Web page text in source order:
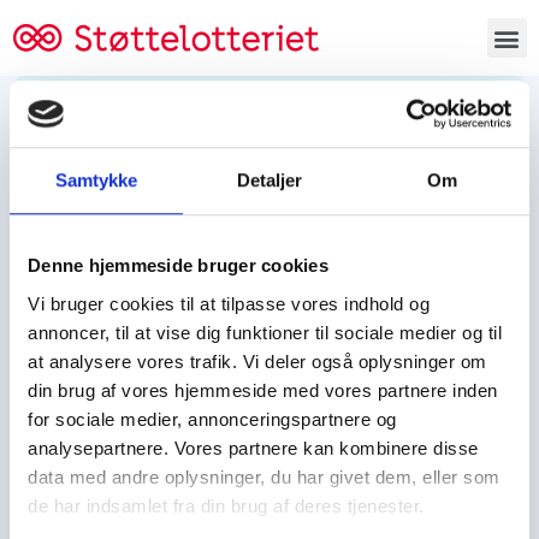
Samtykke Detaljer Om
Denne hjemmeside bruger cookies
Vi bruger cookies til at tilpasse vores indhold og
annoncer, til at vise dig funktioner til sociale medier og til
at analysere vores trafik. Vi deler også oplysninger om
din brug af vores hjemmeside med vores partnere inden
for sociale medier, annonceringspartnere og
analysepartnere. Vores partnere kan kombinere disse
data med andre oplysninger, du har givet dem, eller som
de har indsamlet fra din brug af deres tjenester.
Tjen penge og støt
Tjen penge til:
Spejdere/spejdergruppen/FDF’ere, m.fl.
Kontor
Tjenpengeogstoet.dk
Ejby Industrivej 91
DK – 2600 Glostrup
CVR: 19347508